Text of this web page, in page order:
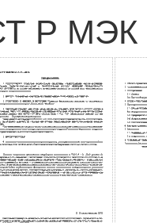
Р МЭК